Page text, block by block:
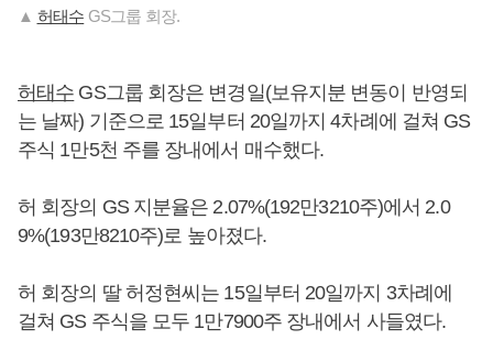
▲ 허태수 GS그룹 회장.
허태수 GS그룹 회장은 변경일(보유지분 변동이 반영되
는 날짜) 기준으로 15일부터 20일까지 4차례에 걸쳐 GS
주식 1만5천 주를 장내에서 매수했다.
허 회장의 GS 지분율은 2.07%(192만3210주)에서 2.0
9%(193만8210주)로 높아졌다.
허 회장의 딸 허정현씨는 15일부터 20일까지 3차례에
걸쳐 GS 주식을 모두 1만7900주 장내에서 사들였다.